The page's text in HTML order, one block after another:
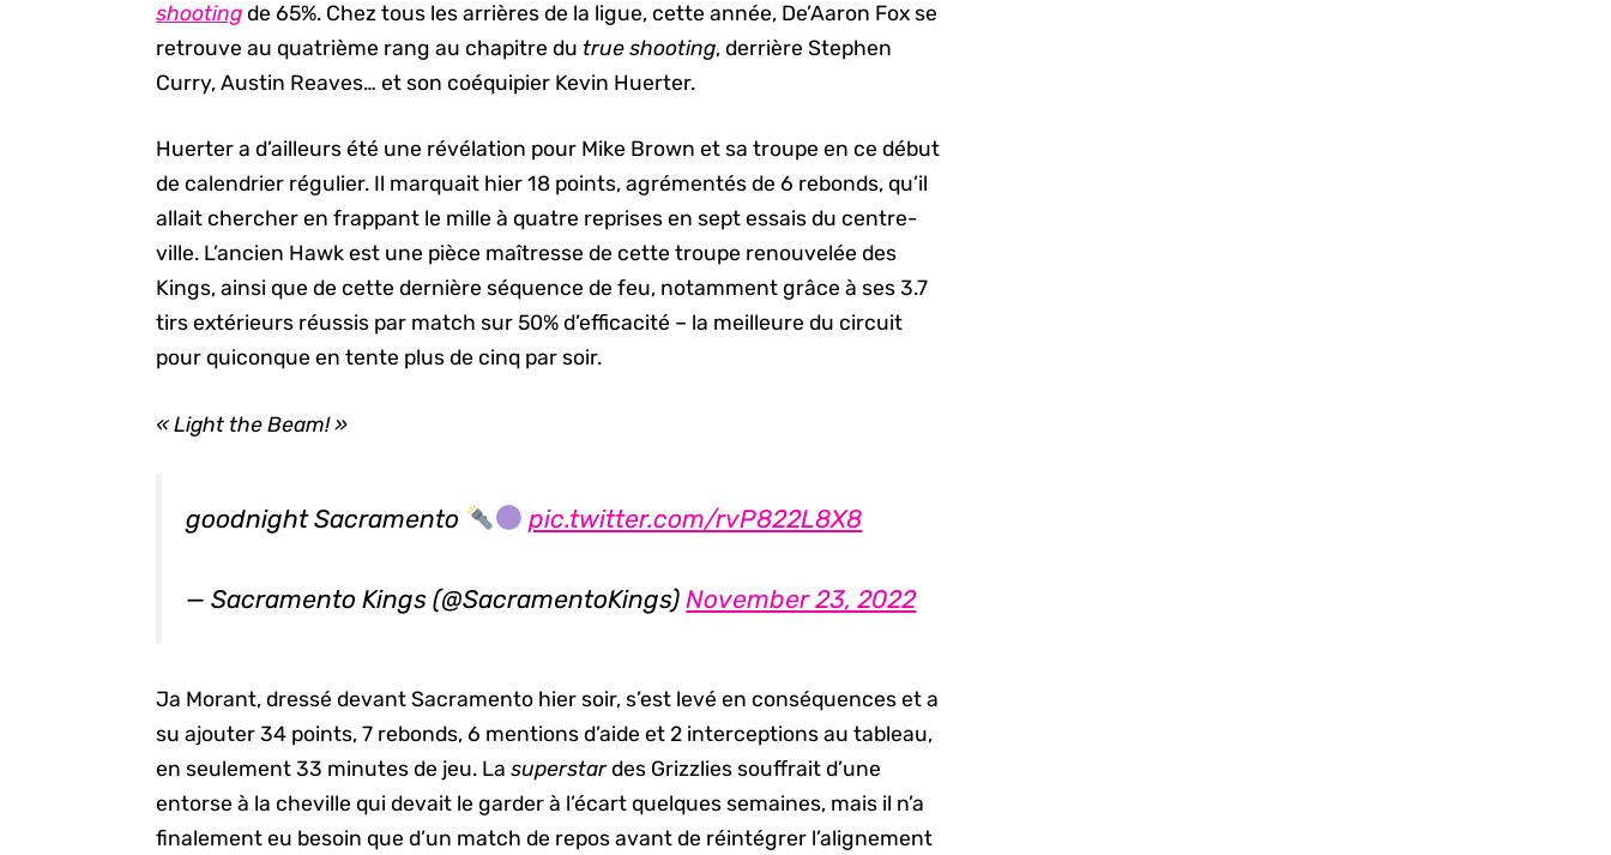
shooting de 65%. Chez tous les arrières de la ligue, cette année, De’Aaron Fox se
retrouve au quatrième rang au chapitre du true shooting, derrière Stephen
Curry, Austin Reaves… et son coéquipier Kevin Huerter.
Huerter a d’ailleurs été une révélation pour Mike Brown et sa troupe en ce début
de calendrier régulier. Il marquait hier 18 points, agrémentés de 6 rebonds, qu’il
allait chercher en frappant le mille à quatre reprises en sept essais du centre-
ville. L’ancien Hawk est une pièce maîtresse de cette troupe renouvelée des
Kings, ainsi que de cette dernière séquence de feu, notamment grâce à ses 3.7
tirs extérieurs réussis par match sur 50% d’efficacité – la meilleure du circuit
pour quiconque en tente plus de cinq par soir.
« Light the Beam! »
goodnight Sacramento pic.twitter.com/rvP822L8X8
— Sacramento Kings (@SacramentoKings)November 23, 2022
Ja Morant, dressé devant Sacramento hier soir, s’est levé en conséquences et a
su ajouter 34 points, 7 rebonds, 6 mentions d’aide et 2 interceptions au tableau,
en seulement 33 minutes de jeu. Lasuperstardes Grizzlies souffrait d’une
entorse à la cheville qui devait le garder à l’écart quelques semaines, mais il n’a
finalement eu besoin que d’un match de repos avant de réintégrer l’alignement